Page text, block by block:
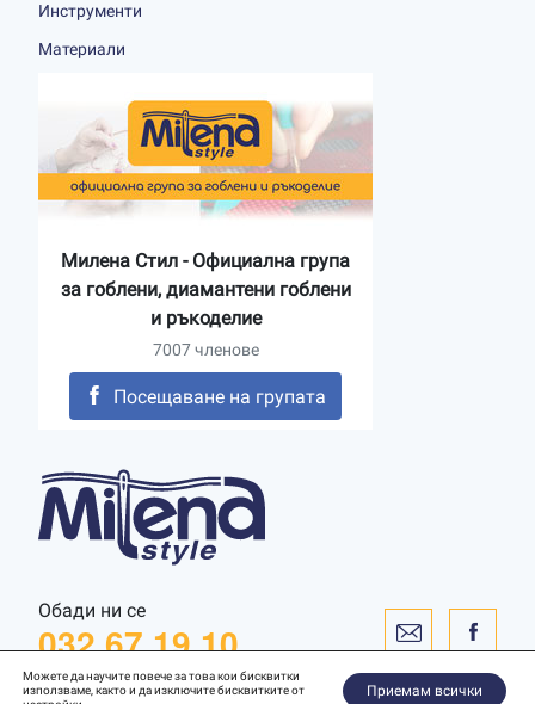
Обади ни се
032 67 19 10
Инструменти
Материали
Милена Стил - Официална група
за гоблени, диамантени гоблени
и ръкоделие
7007 членове
Посещаване на групата
Можете да научите повече за това кои бисквитки
използваме, както и да изключите бисквитките от
Приемам всички